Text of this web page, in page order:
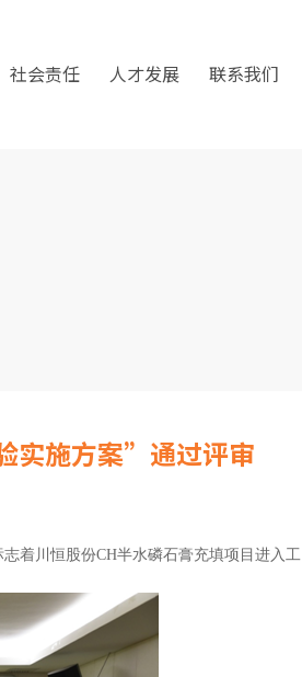
社会责任 人才发展 联系我们
实施方案”通过评审
志着川恒股份CH半水磷石膏充填项目进入工